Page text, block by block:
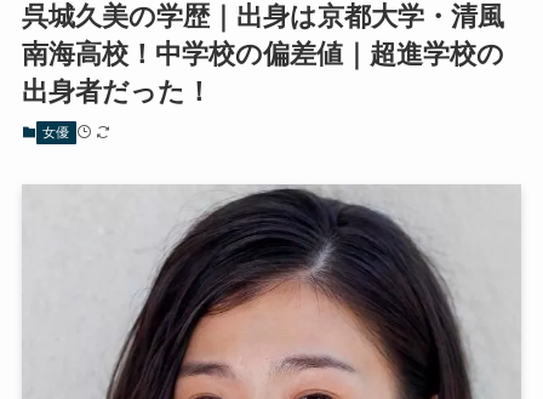
呉城久美の学歴｜出身は京都大学・清風
南海高校！中学校の偏差値｜超進学校の
出身者だった！
女優